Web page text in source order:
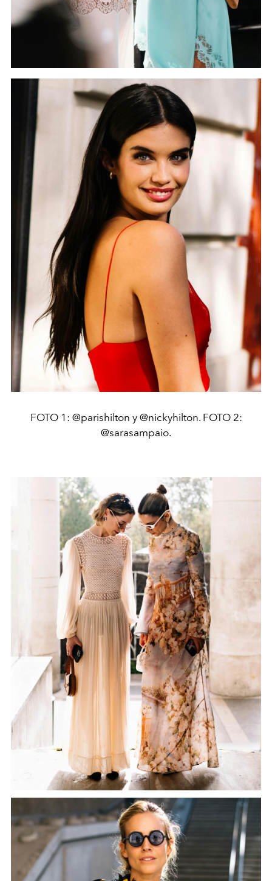
FOTO 1: @parishilton y @nickyhilton. FOTO 2:
@sarasampaio.